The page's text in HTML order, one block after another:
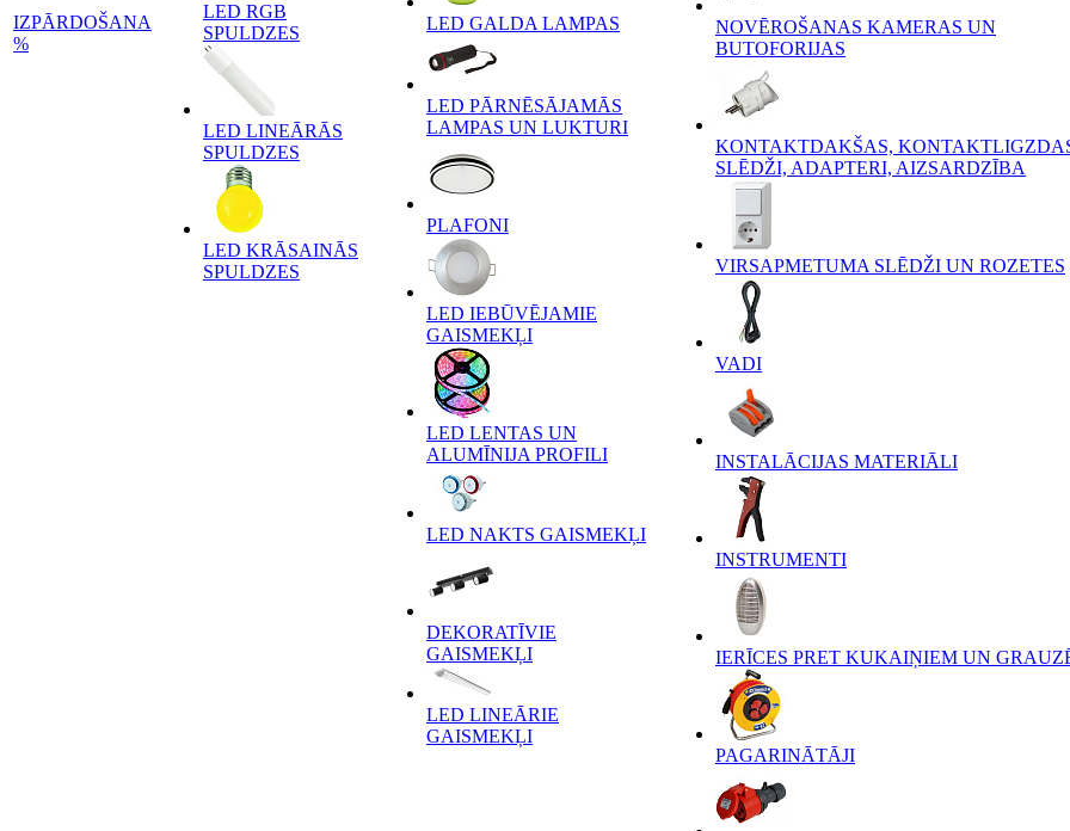
IZPĀRDOŠANA
%
LED RGB
SPULDZES
LED LINEĀRĀS
SPULDZES
LED KRĀSAINĀS
SPULDZES
LED GALDA LAMPAS
LED PĀRNĒSĀJAMĀS
LAMPAS UN LUKTURI
PLAFONI
LED IEBŪVĒJAMIE
GAISMEKĻI
LED LENTAS UN
ALUMĪNIJA PROFILI
LED NAKTS GAISMEKĻI
DEKORATĪVIE
GAISMEKĻI
LED LINEĀRIE
GAISMEKĻI
NOVĒROŠANAS KAMERAS UN
BUTOFORIJAS
KONTAKTDAKŠAS,
SLĒDŽI, ADAPTERI, AIZSARDZĪBA
VIRSAPMETUMA SLĒDŽI UN ROZETES
VADI
INSTALĀCIJAS MATERIĀLI
INSTRUMENTI
IERĪCES PRET KUKAIŅIEM UN
PAGARINĀTĀJI